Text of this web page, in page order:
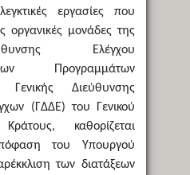
εργασίες που
οργανικές μονάδες της
Ελέγχου
Προγραμμάτων
Διεύθυνσης
(ΓΔΔΕ) του Γενικού
καθορίζεται
του Υπουργού
των διατάξεων